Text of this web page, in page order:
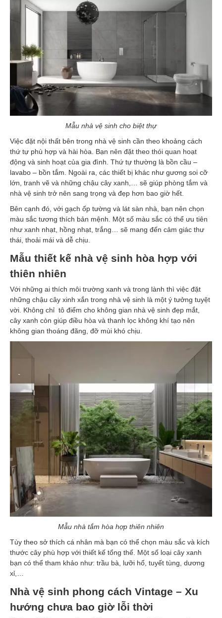
Mẫu nhà vệ sinh cho biệt thự
Việc đặt nội thất bên trong nhà vệ sinh cần theo khoảng cách
thứ tự phù hợp và hài hòa. Bạn nên đặt theo thói quan hoạt
động và sinh hoạt của gia đình. Thứ tự thường là bồn cầu –
lavabo – bồn tắm. Ngoài ra, các thiết bị khác như gương soi cỡ
lớn, tranh vẽ và những chậu cây xanh,… sẽ giúp phòng tắm và
nhà vệ sinh trở nên sang trọng và đẹp hơn bao giờ hết.
Bên cạnh đó, với gạch ốp tường và lát sàn nhà, bạn nên chọn
màu sắc tương thích bản mệnh. Một số màu sắc có thể ưu tiên
như xanh nhạt, hồng nhạt, trắng… sẽ mang đến cảm giác thư
thái, thoải mái và dễ chịu.
Mẫu thiết kế nhà vệ sinh hòa hợp với
thiên nhiên
Với những ai thích môi trường xanh và trong lành thì việc đặt
những chậu cây xinh xắn trong nhà vệ sinh là một ý tưởng tuyệt
vời. Không chỉ tô điểm cho không gian nhà vệ sinh đẹp mắt,
cây xanh còn giúp điều hòa và thanh lọc không khí tạo nên
không gian thoáng đãng, đỡ mùi khó chịu.
Mẫu nhà tắm hòa hợp thiên nhiên
Tùy theo sở thích cá nhân mà bạn có thể chọn màu sắc và kích
thước cây phù hợp với thiết kế tổng thể. Một số loại cây xanh
bạn có thể tham khảo như: trầu bà, lưỡi hổ, tuyết tùng, dương
xỉ,…
Nhà vệ sinh phong cách Vintage – Xu
hướng chưa bao giờ lỗi thời